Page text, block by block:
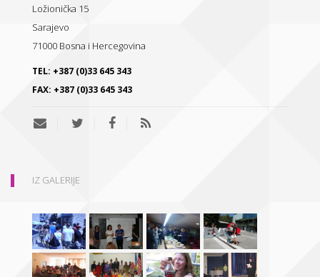
Ložionička 15
Sarajevo
71000 Bosna i Hercegovina
TEL: +387 (0)33 645 343
FAX: +387 (0)33 645 343
IZ GALERIJE